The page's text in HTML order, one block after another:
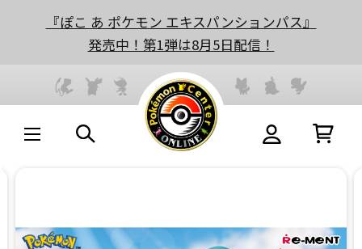
『ぽこ あ ポケモン エキスパンションパス』
発売中！第1弾は8月5日配信！